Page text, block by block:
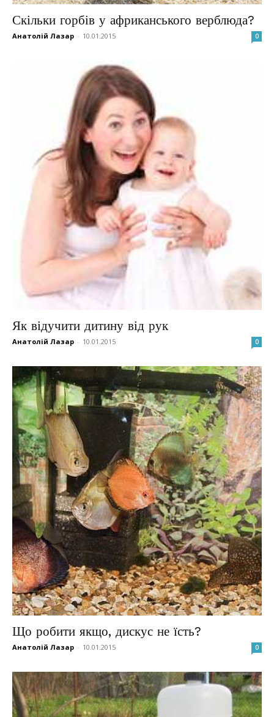
Скільки горбів у африканського верблюда?
Анатолій Лазар - 10.01.2015 0
Як відучити дитину від рук
Анатолій Лазар - 10.01.2015 0
Що робити якщо, дискус не їсть?
Анатолій Лазар - 10.01.2015 0